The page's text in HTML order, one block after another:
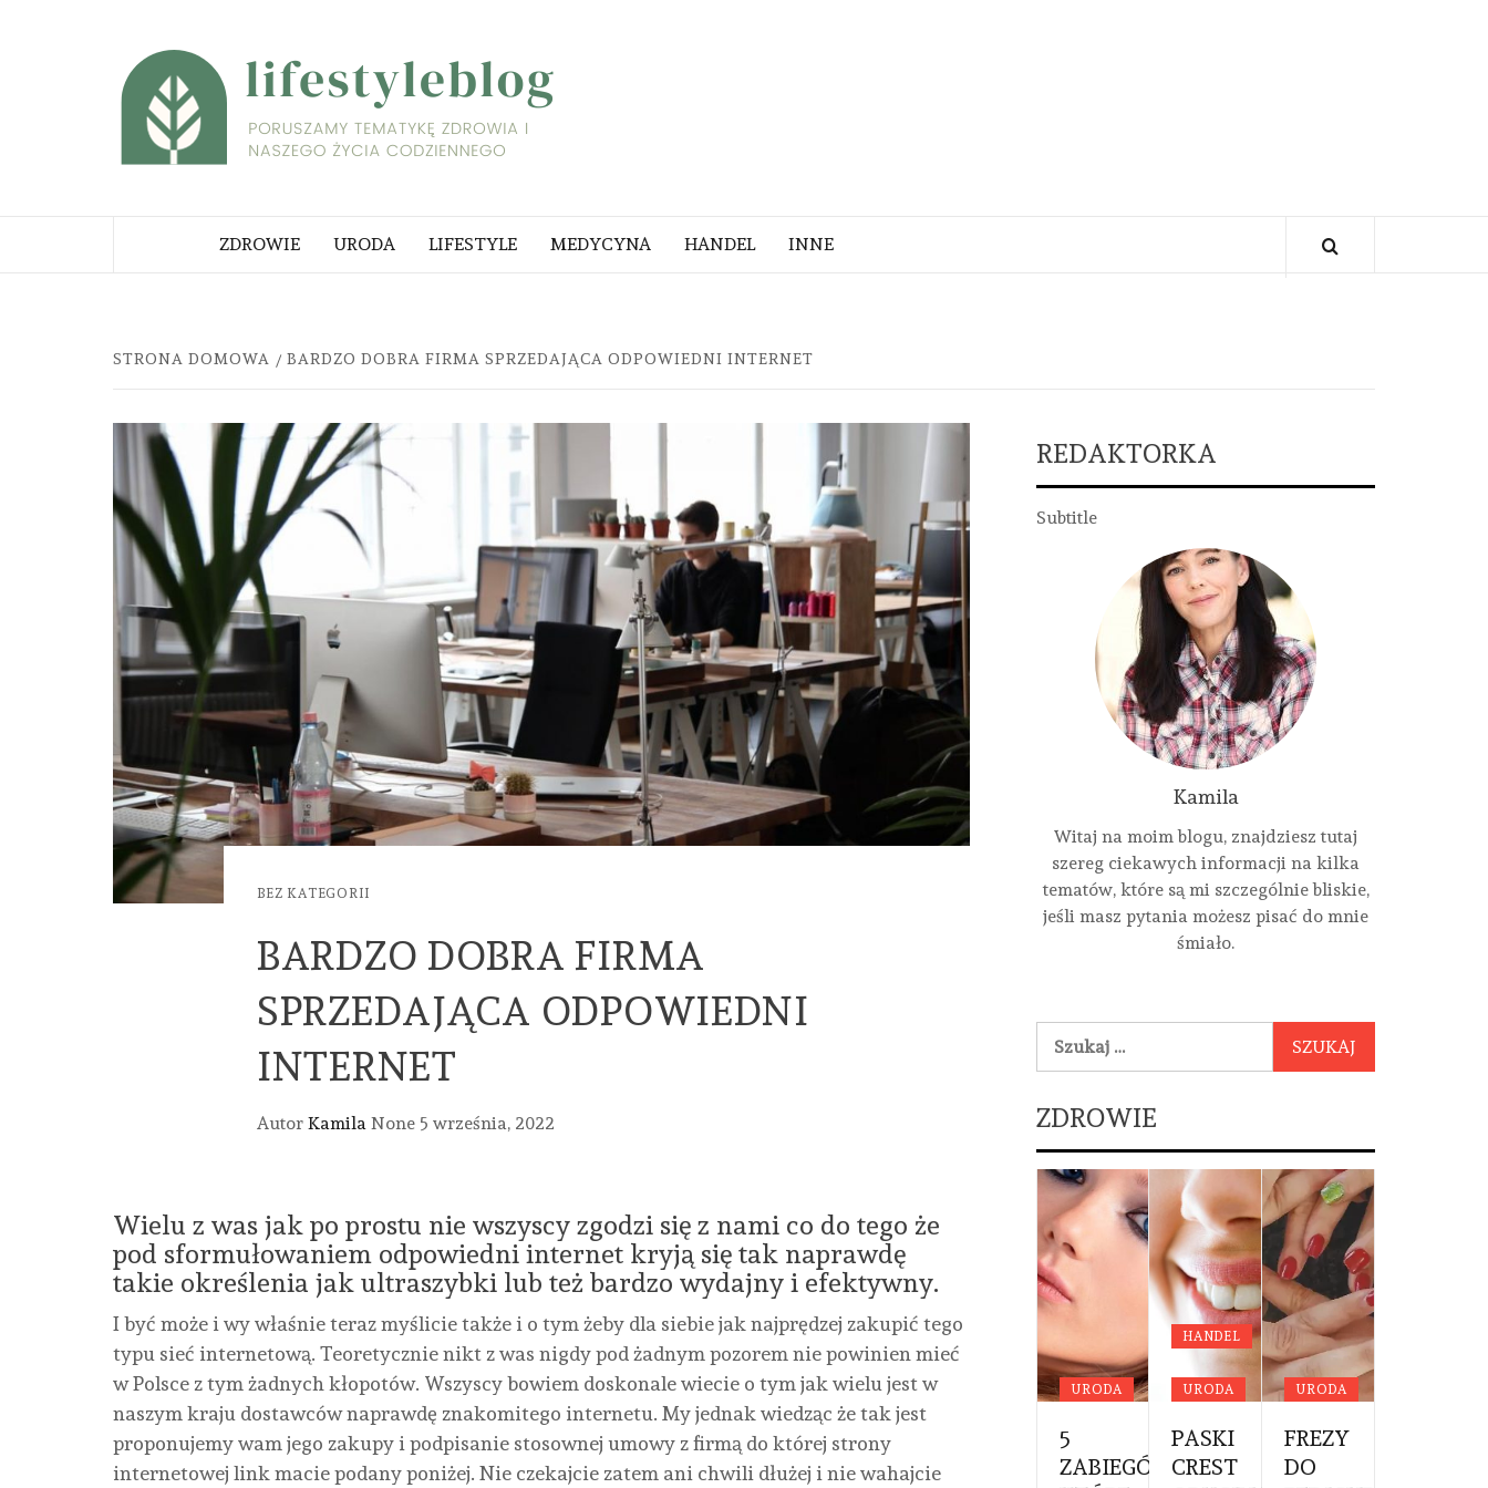
ZDROWIE
URODA LIFESTYLE MEDYCYNA HANDEL INNE
STRONA DOMOWA BARDZO DOBRA FIRMA SPRZEDAJĄCA ODPOWIEDNI INTERNET
BEZ KATEGORII
BARDZO DOBRA FIRMA
SPRZEDAJĄCA ODPOWIEDNI
INTERNET
Autor Kamila None 5 września, 2022
Wielu z was jak po prostu nie wszyscy zgodzi się z nami co do tego że
pod sformułowaniem odpowiedni internet kryją się tak naprawdę
takie określenia jak ultraszybki lub też bardzo wydajny i efektywny.
I być może i wy właśnie teraz myślicie także i o tym żeby dla siebie jak najprędzej zakupić tego
typu sieć internetową. Teoretycznie nikt z was nigdy pod żadnym pozorem nie powinien mieć
w Polsce z tym żadnych kłopotów. Wszyscy bowiem doskonale wiecie o tym jak wielu jest w
naszym kraju dostawców naprawdę znakomitego internetu. My jednak wiedząc że tak jest
proponujemy wam jego zakupy i podpisanie stosownej umowy z firmą do której strony
internetowej link macie podany poniżej. Nie czekajcie zatem ani chwili dłużej i nie wahajcie
REDAKTORKA
Subtitle
Kamila
Witaj na moim blogu, znajdziesz tutaj
szereg ciekawych informacji na kilka
tematów, które są mi szczególnie bliskie,
jeśli masz pytania możesz pisać do mnie
śmiało.
Szukaj:
ZDROWIE
HANDEL
URODA
PASKI
CREST
URODA
FREZY
DO
URODA
PROFESJONALNE
CĄŻKI
URODA
5
ZABIEGÓW,
HANDEL
URODA
PASKI
CREST
URODA
FREZY
DO